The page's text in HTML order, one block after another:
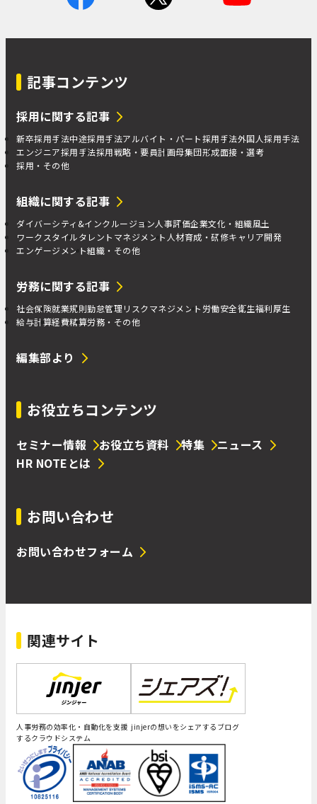
記事コンテンツ
採用に関する記事
新卒採用手法中途採用手法アルバイト・パート採用手法外国人採用手法
エンジニア採用手法採用戦略・要員計画母集団形成面接・選考
採用・その他
組織に関する記事
ダイバーシティ&インクルージョン人事評価企業文化・組織風土
ワークスタイルタレントマネジメント人材育成・研修キャリア開発
エンゲージメント組織・その他
労務に関する記事
社会保険就業規則勤怠管理リスクマネジメント 労働安全衛生福利厚生
給与計算経費精算労務・その他
編集部より
お役立ちコンテンツ
セミナー情報 お役立ち資料 特集
ニュース
HR NOTEとは
お問い合わせ
お問い合わせフォーム
関連サイト
人事労務の効率化・自動化を支援
するクラウドシステム
jinjerの想いをシェアするブログ